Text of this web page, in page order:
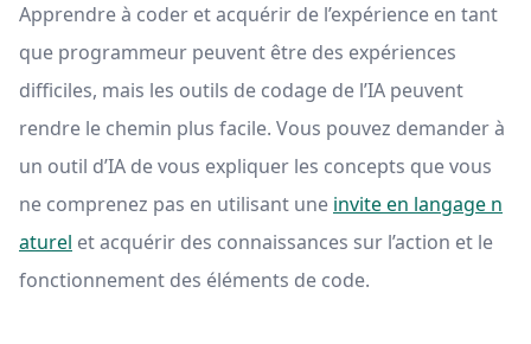
Apprendre à coder et acquérir de l’expérience en tant
que programmeur peuvent être des expériences
difficiles, mais les outils de codage de l’IA peuvent
rendre le chemin plus facile. Vous pouvez demander à
un outil d’IA de vous expliquer les concepts que vous
ne comprenez pas en utilisant une invite en langage n
aturel et acquérir des connaissances sur l’action et le
fonctionnement des éléments de code.